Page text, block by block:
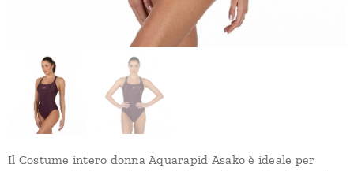
Il Costume intero donna Aquarapid Asako è ideale per